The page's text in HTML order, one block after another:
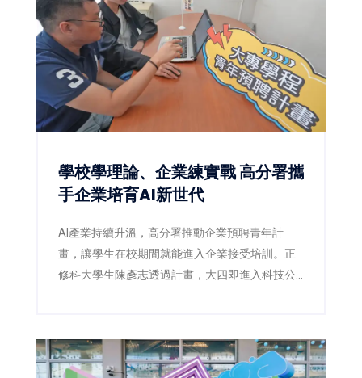
學校學理論、企業練實戰 高分署攜
手企業培育AI新世代
AI產業持續升溫，高分署推動企業預聘青年計
畫，讓學生在校期間就能進入企業接受培訓。正
修科大學生陳彥志透過計畫，大四即進入科技公